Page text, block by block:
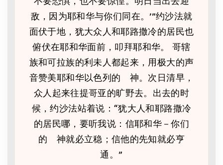
敌，因为耶和华与你们同在。’”约沙法就
面伏于地，犹大众人和耶路撒冷的居民也
俯伏在耶和华面前，叩拜耶和华。 哥辖
族和可拉族的利未人都起来，用极大的声
音赞美耶和华以色列的 神。次日清早，
众人起来往提哥亚的旷野去。出去的时
候，约沙法站着说：“犹大人和耶路撒冷
的居民哪，要听我说：信耶和华－你们
的 神就必立稳；信他的先知就必亨
通。”